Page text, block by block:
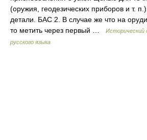
(оружия, геодезических приборов и т.
детали. БАС 2. В случае же что на
то метить через первый …
Исторический
русского языка